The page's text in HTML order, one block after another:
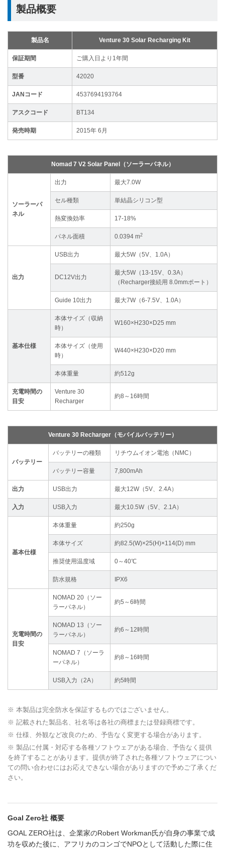
製品概要
製品名 Venture 30 Solar Recharging Kit
保証期間 ご購入日より1年間
型番 42020
JANコード 4537694193764
アスクコード BT134
発売時期 2015年 6月
Nomad 7 V2 Solar Panel（ソーラーパネル）
ソーラーパ
ネル
出力 最大7.0W
セル種類 単結晶シリコン型
熱変換効率 17-18%
パネル面積 0.0394 m2
出力
USB出力 最大5W（5V、1.0A）
DC12V出力
最大5W（13-15V、0.3A）
（Recharger接続用 8.0mmポート）
Guide 10出力 最大7W（6-7.5V、1.0A）
基本仕様
本体サイズ（収納
時）
W160×H230×D25 mm
本体サイズ（使用
時）
W440×H230×D20 mm
本体重量 約512g
充電時間の
目安
Venture 30
Recharger
約8～16時間
Venture 30 Recharger（モバイルバッテリー）
バッテリー
バッテリーの種類 リチウムイオン電池（NMC）
バッテリー容量 7,800mAh
出力 USB出力 最大12W（5V、2.4A）
入力 USB入力 最大10.5W（5V、2.1A）
基本仕様
本体重量 約250g
本体サイズ 約82.5(W)×25(H)×114(D) mm
推奨使用温度域 0～40℃
防水規格 IPX6
充電時間の
目安
NOMAD 20（ソー
ラーパネル）
約5～6時間
NOMAD 13（ソー
ラーパネル）
約6～12時間
NOMAD 7（ソーラ
ーパネル）
約8～16時間
USB入力（2A） 約5時間
※ 本製品は完全防水を保証するものではございません。
※ 記載された製品名、社名等は各社の商標または登録商標です。
※ 仕様、外観など改良のため、予告なく変更する場合があります。
※ 製品に付属・対応する各種ソフトウェアがある場合、予告なく提供
を終了することがあります。提供が終了された各種ソフトウェアについ
ての問い合わせにはお応えできない場合がありますので予めご了承くだ
さい。
Goal Zero社 概要
GOAL ZERO社は、企業家のRobert Workman氏が自身の事業で成
功を収めた後に、アフリカのコンゴでNPOとして活動した際に住